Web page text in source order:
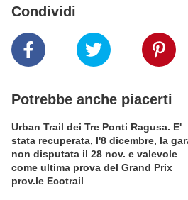
Condividi
Potrebbe anche piacerti
Urban Trail dei Tre Ponti Ragusa. E'
stata recuperata, l'8 dicembre, la
non disputata il 28 nov. e valevole
come ultima prova del Grand Prix
prov.le Ecotrail